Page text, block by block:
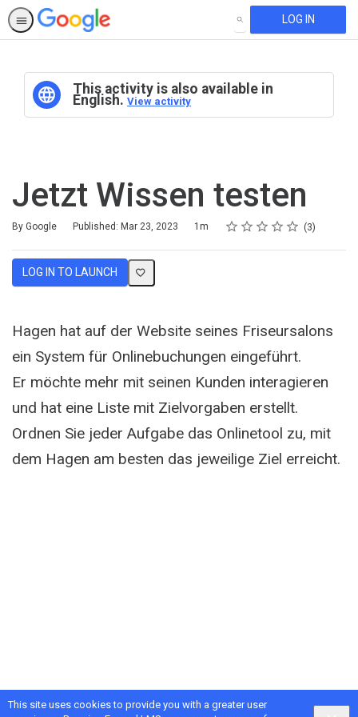
This site uses cookies to provide you with a greater user
SEARCH LOG IN
This activity is also available in
English. View activity
Jetzt Wissen testen
By Google Published: Mar 23, 2023
Duration 1m Rating
1 star
2 stars
3 stars
4 stars
5 stars
Average rating: 4.7 3
3 reviews
LOG IN TO LAUNCH
Hagen hat auf der Website seines Friseursalons
ein System für Onlinebuchungen eingeführt.
Er möchte mehr mit seinen Kunden interagieren
und hat eine Liste mit Zielvorgaben erstellt.
Ordnen Sie jeder Aufgabe das Onlinetool zu, mit
dem Hagen am besten das jeweilige Ziel erreicht.